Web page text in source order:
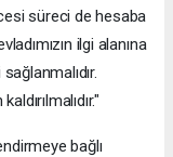
süreci de hesaba
ilgi alanına
bağlı